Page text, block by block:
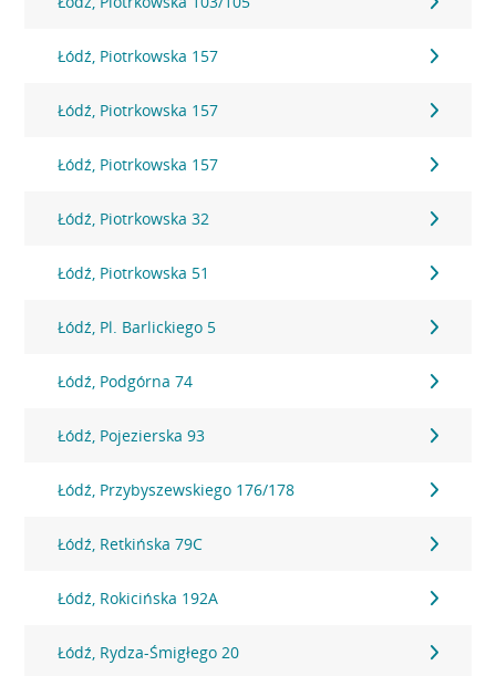
Łódź, Piotrkowska 157
Łódź, Piotrkowska 157
Łódź, Piotrkowska 157
Łódź, Piotrkowska 32
Łódź, Piotrkowska 51
Łódź, Pl. Barlickiego 5
Łódź, Podgórna 74
Łódź, Pojezierska 93
Łódź, Przybyszewskiego 176/178
Łódź, Retkińska 79C
Łódź, Rokicińska 192A
Łódź, Rydza-Śmigłego 20